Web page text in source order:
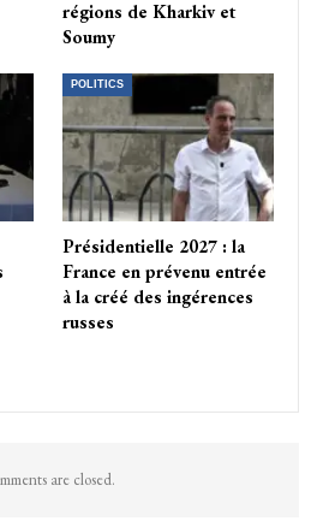
régions de Kharkiv et
Soumy
POLITICS
Présidentielle 2027 : la
France en prévenu entrée
à la créé des ingérences
russes
are closed.